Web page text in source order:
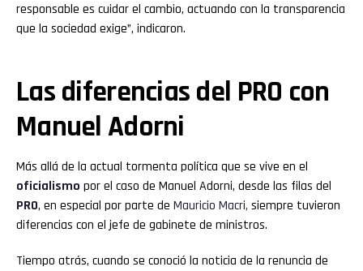
responsable es cuidar el cambio, actuando con la transparencia
que la sociedad exige”, indicaron.
Las diferencias del PRO con
Manuel Adorni
Más allá de la actual tormenta política que se vive en el
oficialismo por el caso de Manuel Adorni, desde las filas del
PRO, en especial por parte de Mauricio Macri, siempre tuvieron
diferencias con el jefe de gabinete de ministros.
Tiempo atrás, cuando se conoció la noticia de la renuncia de